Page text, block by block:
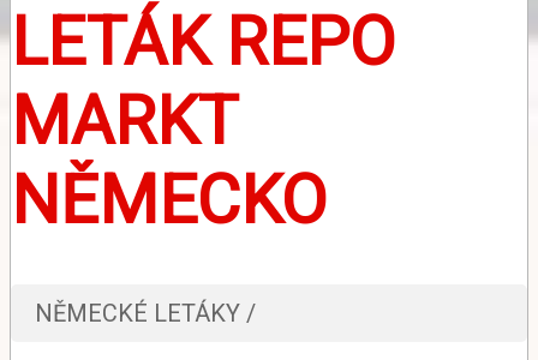
LETÁK REPO
MARKT
NĚMECKO
NĚMECKÉ LETÁKY /